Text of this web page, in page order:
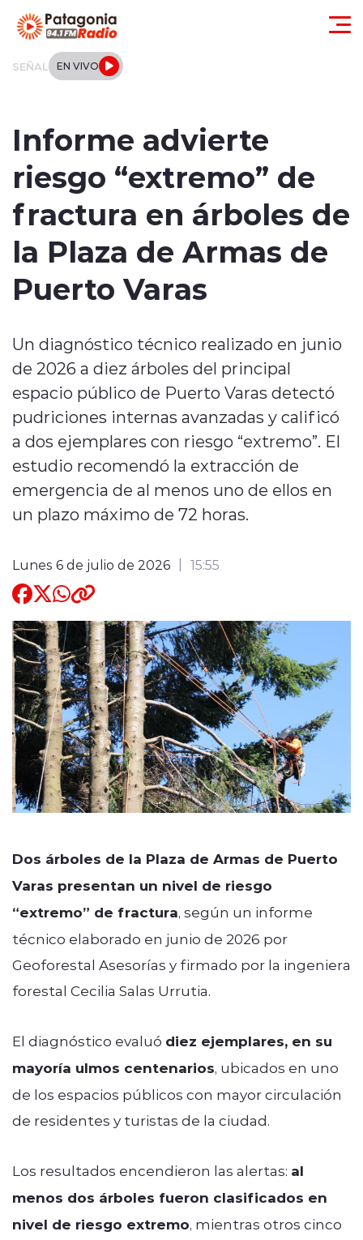
SEÑAL EN VIVO
Local
Tendencias
Internacional
Entrevistas
Quienes Somos
modo claro
Informe advierte
riesgo “extremo” de
fractura en árboles de
la Plaza de Armas de
Puerto Varas
Un diagnóstico técnico realizado en junio
de 2026 a diez árboles del principal
espacio público de Puerto Varas detectó
pudriciones internas avanzadas y calificó
a dos ejemplares con riesgo “extremo”. El
estudio recomendó la extracción de
emergencia de al menos uno de ellos en
un plazo máximo de 72 horas.
Lunes 6 de julio de 2026 15:55
Dos árboles de la Plaza de Armas de Puerto
Varas presentan un nivel de riesgo
“extremo” de fractura, según un informe
técnico elaborado en junio de 2026 por
Geoforestal Asesorías y firmado por la ingeniera
forestal Cecilia Salas Urrutia.
El diagnóstico evaluó diez ejemplares, en su
mayoría ulmos centenarios, ubicados en uno
de los espacios públicos con mayor circulación
de residentes y turistas de la ciudad.
Los resultados encendieron las alertas: al
menos dos árboles fueron clasificados en
nivel de riesgo extremo, mientras otros cinco